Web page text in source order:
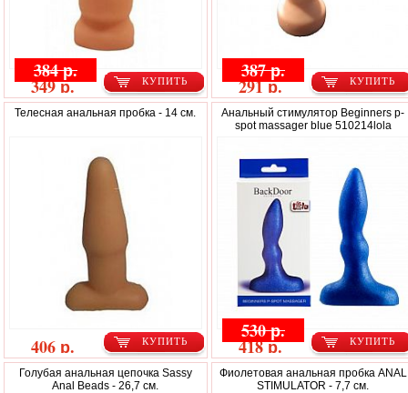
КУПИТЬ
384 р.
349 р. КУПИТЬ
387 р.
291 р.
Телесная анальная пробка - 14 см.
КУПИТЬ
406 р.
Анальный стимулятор Beginners p-
spot massager blue 510214lola
КУПИТЬ
530 р.
418 р.
Голубая анальная цепочка Sassy
Anal Beads - 26,7 см.
Фиолетовая анальная пробка ANAL
STIMULATOR - 7,7 см.